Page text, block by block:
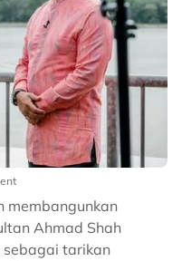
membangunkan
Ahmad Shah
sebagai tarikan